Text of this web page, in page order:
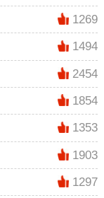
1269
1494
2454
1854
1353
1903
1297